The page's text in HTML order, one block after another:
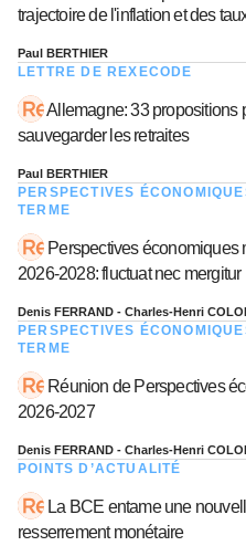
trajectoire de l'inflation et des
Paul BERTHIER
LETTRE DE REXECODE
Allemagne: 33 propositions
sauvegarder les retraites
Paul BERTHIER
PERSPECTIVES
TERME
Perspectives économiques
2026-2028: fluctuat nec mergitur
Denis FERRAND - Charles-Henri
PERSPECTIVES
TERME
Réunion de Perspectives
2026-2027
Denis FERRAND - Charles-Henri
POINTS D’ACTUALITÉ
La BCE entame une
resserrement monétaire